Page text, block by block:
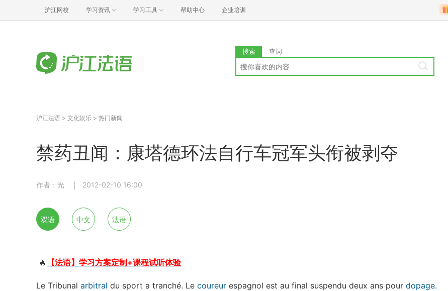
沪江网校 学习资讯 学习工具 帮助中心 企业培训
搜索 查词
沪江法语 > 文化娱乐 > 热门新闻
禁药丑闻：康塔德环法自行车冠军头衔被剥夺
作者：光 2012-02-10 16:00
双语 中文 法语
🔥 【法语】学习方案定制+课程试听体验
Le Tribunal arbitral du sport a tranché. Le coureur espagnol est au final suspendu deux ans pour dopage.